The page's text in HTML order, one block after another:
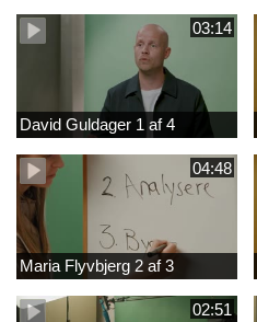
03:14
David Guldager 1 af 4
04:48
Maria Flyvbjerg 2 af 3
02:51